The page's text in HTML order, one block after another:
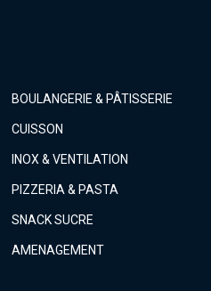
BOULANGERIE & PÂTISSERIE
CUISSON
INOX & VENTILATION
PIZZERIA & PASTA
SNACK SUCRE
AMENAGEMENT